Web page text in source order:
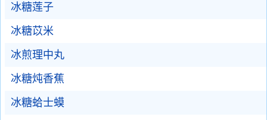
冰糖莲子
冰糖苡米
冰煎理中丸
冰糖炖香蕉
冰糖蛤士蟆